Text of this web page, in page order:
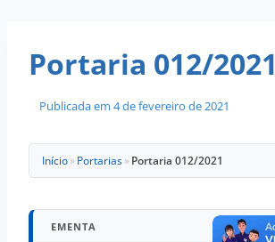
Portaria 012/2021
Publicada em 4 de fevereiro de 2021
Início» Portarias» Portaria 012/2021
EMENTA